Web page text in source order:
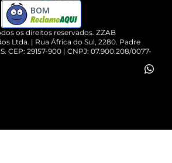
os direitos reservados. ZZAB
Ltda. | Rua África do Sul, 2280. Padre
CEP: 29157-900 | CNPJ: 07.900.208/0077-
BOM